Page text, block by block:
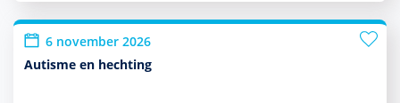
6 november 2026
Autisme en hechting